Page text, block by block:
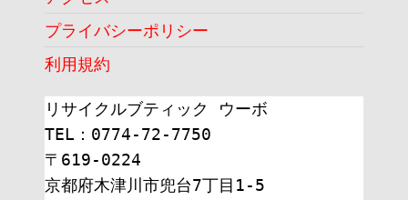
プライバシーポリシー
利用規約
リサイクルブティック ウーボ
TEL：0774-72-7750
〒619-0224
京都府木津川市兜台7丁目1-5